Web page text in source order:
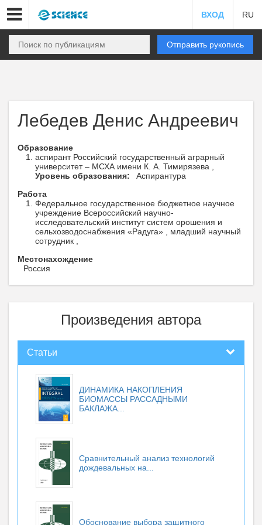
ВХОД RU
Отправить рукопись
Лебедев Денис Андреевич
Образование
аспирант Российский государственный аграрный
университет – МСХА имени К. А. Тимирязева ,
Уровень образования:
Аспирантура
Работа
Федеральное государственное бюджетное научное
учреждение Всероссийский научно-
исследовательский институт систем орошения и
сельхозводоснабжения «Радуга» , младший научный
сотрудник ,
Местонахождение
Россия
Произведения автора
Статьи
ДИНАМИКА НАКОПЛЕНИЯ
БИОМАССЫ РАССАДНЫМИ
БАКЛАЖА...
Сравнительный анализ технологий
дождевальных на...
Обоснование выбора защитного